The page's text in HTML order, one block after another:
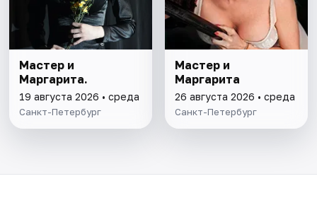
Мастер и
Маргарита.
19 августа 2026 • среда
Санкт-Петербург
Мастер и
Маргарита
26 августа 2026 • среда
Санкт-Петербург